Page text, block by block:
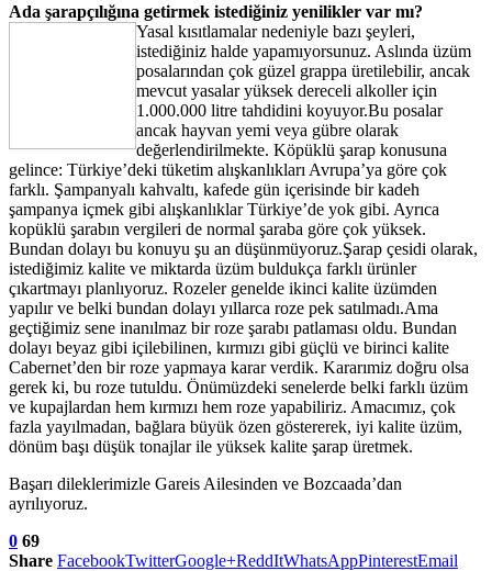
Ada şarapçılığına getirmek istediğiniz yenilikler var mı?
Yasal kısıtlamalar nedeniyle bazı şeyleri,
istediğiniz halde yapamıyorsunuz. Aslında üzüm
posalarından çok güzel grappa üretilebilir, ancak
mevcut yasalar yüksek dereceli alkoller için
1.000.000 litre tahdidini koyuyor.Bu posalar
ancak hayvan yemi veya gübre olarak
değerlendirilmekte. Köpüklü şarap konusuna
gelince: Türkiye’deki tüketim alışkanlıkları Avrupa’ya göre çok
farklı. Şampanyalı kahvaltı, kafede gün içerisinde bir kadeh
şampanya içmek gibi alışkanlıklar Türkiye’de yok gibi. Ayrıca
kopüklü şarabın vergileri de normal şaraba göre çok yüksek.
Bundan dolayı bu konuyu şu an düşünmüyoruz.Şarap çesidi olarak,
istediğimiz kalite ve miktarda üzüm buldukça farklı ürünler
çıkartmayı planlıyoruz. Rozeler genelde ikinci kalite üzümden
yapılır ve belki bundan dolayı yıllarca roze pek satılmadı.Ama
geçtiğimiz sene inanılmaz bir roze şarabı patlaması oldu. Bundan
dolayı beyaz gibi içilebilinen, kırmızı gibi güçlü ve birinci kalite
Cabernet’den bir roze yapmaya karar verdik. Kararımiz doğru olsa
gerek ki, bu roze tutuldu. Önümüzdeki senelerde belki farklı üzüm
ve kupajlardan hem kırmızı hem roze yapabiliriz. Amacımız, çok
fazla yayılmadan, bağlara büyük özen göstererek, iyi kalite üzüm,
dönüm başı düşük tonajlar ile yüksek kalite şarap üretmek.
Başarı dileklerimizle Gareis Ailesinden ve Bozcaada’dan
ayrılıyoruz.
0 69
Share FacebookTwitterGoogle+ReddItWhatsAppPinterestEmail